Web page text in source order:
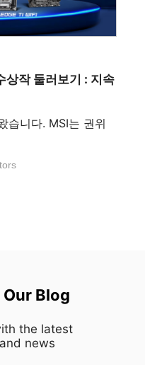
작 둘러보기 : 지속
습니다. MSI는 권위
Blog
the latest
news